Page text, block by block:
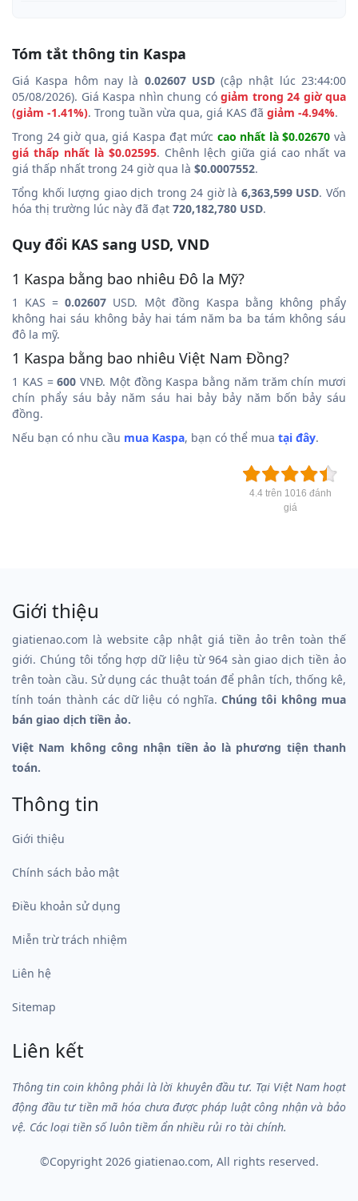
Tóm tắt thông tin Kaspa
Giá Kaspa hôm nay là 0.02607 USD(cập nhật lúc 23:44:00
05/08/2026). Giá Kaspa nhìn chung có giảm trong 24 giờ qua
(giảm -1.41%). Trong tuần vừa qua, giá KAS đã giảm -4.94%.
Trong 24 giờ qua, giá Kaspa đạt mức cao nhất là $0.02670 và
giá thấp nhất là $0.02595. Chênh lệch giữa giá cao nhất va
giá thấp nhất trong 24 giờ qua là $0.0007552.
Tổng khối lượng giao dịch trong 24 giờ là 6,363,599 USD. Vốn
hóa thị trường lúc này đã đạt 720,182,780 USD.
Quy đổi KAS sang USD, VND
1 Kaspa bằng bao nhiêu Đô la Mỹ?
1 KAS =0.02607 USD. Một đồng Kaspa bằng không phẩy
không hai sáu không bảy hai tám năm ba ba tám không sáu
đô la mỹ.
1 Kaspa bằng bao nhiêu Việt Nam Đồng?
1 KAS =600 VNĐ. Một đồng Kaspa bằng năm trăm chín mươi
chín phẩy sáu bảy năm sáu hai bảy bảy năm bốn bảy sáu
đồng.
Nếu bạn có nhu cầu mua Kaspa, bạn có thể mua tại đây.
4.4 trên 1016 đánh
giá
Giới thiệu
giatienao.com là website cập nhật giá tiền ảo trên toàn thế
giới. Chúng tôi tổng hợp dữ liệu từ 964 sàn giao dịch tiền ảo
trên toàn cầu. Sử dụng các thuật toán để phân tích, thống kê,
tính toán thành các dữ liệu có nghĩa.Chúng tôi không mua
bán giao dịch tiền ảo.
Việt Nam không công nhận tiền ảo là phương tiện thanh
toán.
Thông tin
Giới thiệu
Chính sách bảo mật
Điều khoản sử dụng
Miễn trừ trách nhiệm
Liên hệ
Sitemap
Liên kết
Thông tin coin không phải là lời khuyên đầu tư. Tại Việt Nam hoạt
động đầu tư tiền mã hóa chưa được pháp luật công nhận và bảo
vệ. Các loại tiền số luôn tiềm ẩn nhiều rủi ro tài chính.
©Copyright 2026 giatienao.com, All rights reserved.